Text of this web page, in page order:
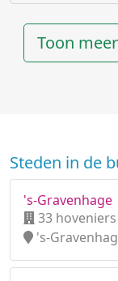
Toon
Steden in de
's-Gravenhage
33
's-